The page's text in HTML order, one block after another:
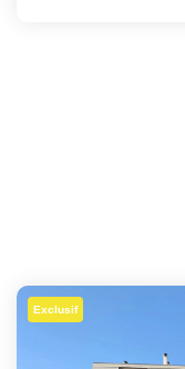
Exclusif